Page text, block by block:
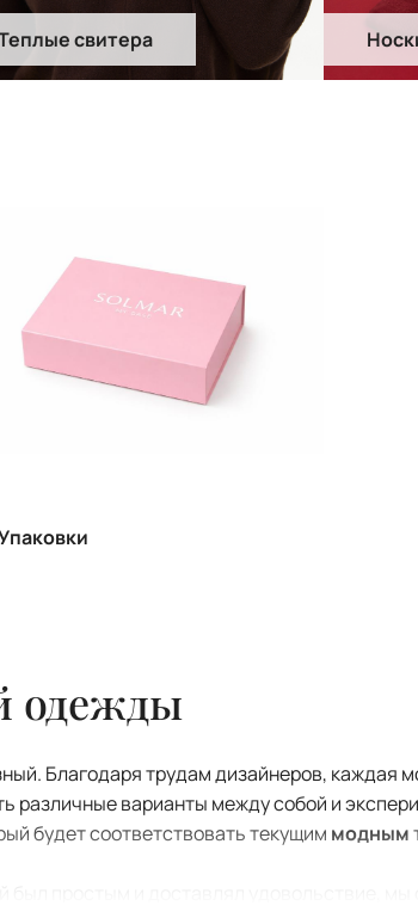
свитера
одежды
Благодаря трудам дизайнеров, каждая
различные варианты между собой и
будет соответствовать текущим модным